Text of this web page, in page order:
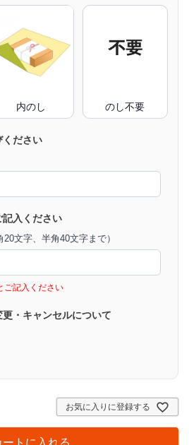
内のし のし不要
ください
入ください
文字、半角40文字まで）
ご記入ください
更・キャンセルについて
お気に入りに登録する